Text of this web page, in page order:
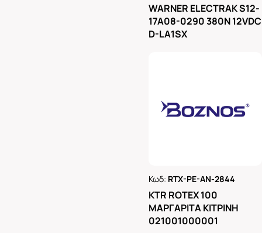
WARNER ELECTRAK S12-
17A08-0290 380N 12VDC
D-LA1SX
Κωδ: RTX-PE-AN-2844
KTR ROTEX 100
ΜΑΡΓΑΡΙΤΑ ΚΙΤΡΙΝΗ
021001000001